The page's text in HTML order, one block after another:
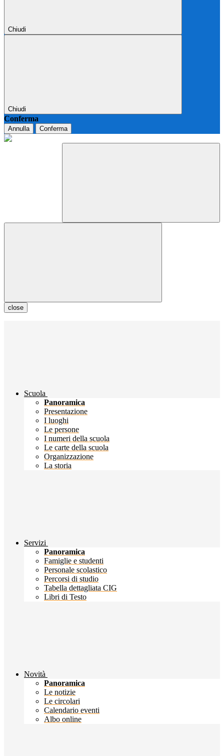
Chiudi
Chiudi
Conferma
Annulla Conferma
close
Scuola
Panoramica
Presentazione
I luoghi
Le persone
I numeri della scuola
Le carte della scuola
Organizzazione
La storia
Servizi
Panoramica
Famiglie e studenti
Personale scolastico
Percorsi di studio
Tabella dettagliata CIG
Libri di Testo
Novità
Panoramica
Le notizie
Le circolari
Calendario eventi
Albo online